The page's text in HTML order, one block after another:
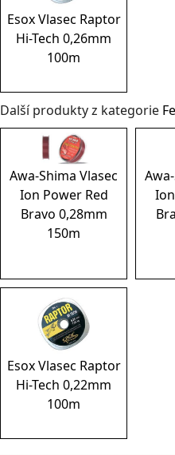
Esox Vlasec Raptor
Hi-Tech 0,26mm
100m
Další produkty z kategorie
Awa-Shima Vlasec
Ion Power Red
Bravo 0,28mm
150m
Esox Vlasec Raptor
Hi-Tech 0,22mm
100m